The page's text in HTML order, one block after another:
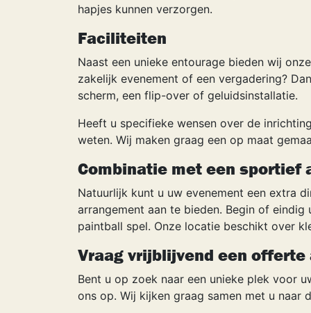
hapjes kunnen verzorgen.
Faciliteiten
Naast een unieke entourage bieden wij
zakelijk evenement of een vergadering?
scherm, een flip-over of geluidsinstallatie.
Heeft u specifieke wensen over de
weten. Wij maken graag een op maat
Combinatie met een sportief
Natuurlijk kunt u uw evenement een extra
arrangement aan te bieden. Begin of
paintball spel. Onze locatie beschikt over
Vraag vrijblijvend een offerte
Bent u op zoek naar een unieke plek voor
ons op. Wij kijken graag samen met u naar